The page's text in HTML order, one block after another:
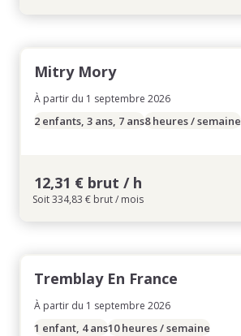
Mitry Mory
À partir du 1 septembre 2026
2 enfants, 3 ans, 7 ans8 heures / semaine
12,31 € brut / h
Soit 334,83 € brut / mois
Tremblay En France
À partir du 1 septembre 2026
1 enfant, 4 ans10 heures / semaine